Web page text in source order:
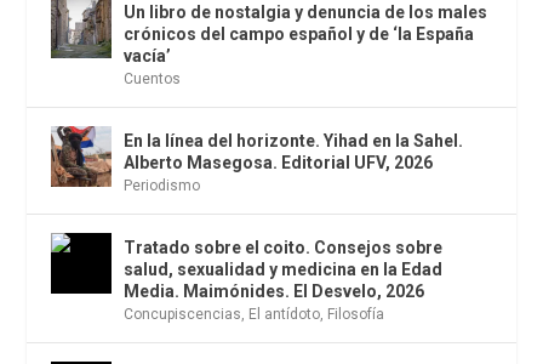
Un libro de nostalgia y denuncia de los males
crónicos del campo español y de ‘la España
vacía’
Cuentos
En la línea del horizonte. Yihad en la Sahel.
Alberto Masegosa. Editorial UFV, 2026
Periodismo
Tratado sobre el coito. Consejos sobre
salud, sexualidad y medicina en la Edad
Media. Maimónides. El Desvelo, 2026
Concupiscencias, El antídoto, Filosofía